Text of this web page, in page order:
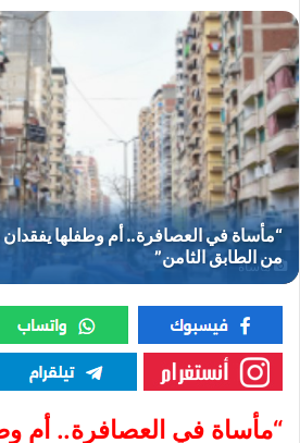
مأساة
“مأساة في العصافرة.. أم